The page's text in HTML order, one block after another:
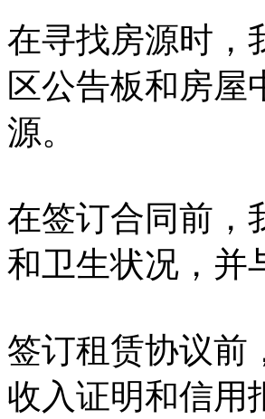
在寻找房源时，
区公告板和房屋
源。
在签订合同前，
和卫生状况，并
签订租赁协议前
收入证明和信用